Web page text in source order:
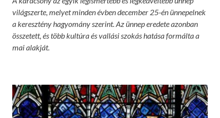
világszerte, melyet minden évben december 25-én ünnepelnek
a keresztény hagyomány szerint. Az ünnep eredete azonban
összetett, és több kultúra és vallási szokás hatása formálta a
mai alakját.